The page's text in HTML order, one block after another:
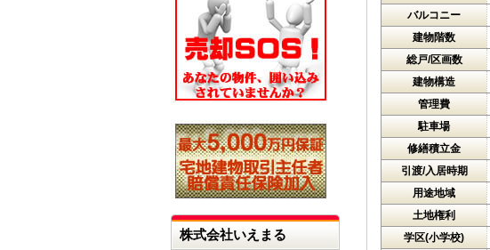
バルコニー
建物階数
総戸/区画数
建物構造
管理費
駐車場
修繕積立金
引渡/入居時期
用途地域
土地権利
学区(小学校)
株式会社いえまる